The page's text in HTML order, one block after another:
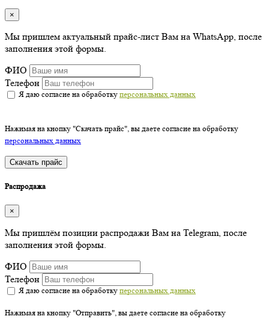
×
Мы пришлем актуальный прайс-лист Вам на WhatsApp, после
заполнения этой формы.
ФИО
Телефон
Я даю согласие на обработку персональных данных
Нажимая на кнопку "Скачать прайс", вы даете согласие на обработку
персональных данных
Скачать прайс
Распродажа
×
Мы пришлём позиции распродажи Вам на Telegram, после
заполнения этой формы.
ФИО
Телефон
Я даю согласие на обработку персональных данных
Нажимая на кнопку "Отправить", вы даете согласие на обработку